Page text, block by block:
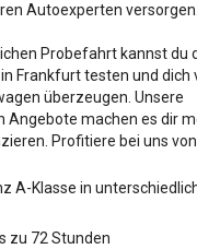
Autoexperten versorgen.
Probefahrt kannst du
Frankfurt testen und dich
überzeugen. Unsere
machen es dir
Profitiere bei uns von
A-Klasse in
zu 72 Stunden